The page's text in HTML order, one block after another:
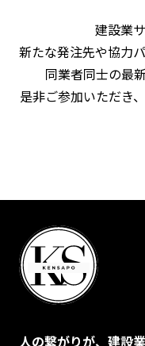
建設業
新たな発注先や協力
同業者同士の最
是非ご参加いただき
人の繋がりが、建設